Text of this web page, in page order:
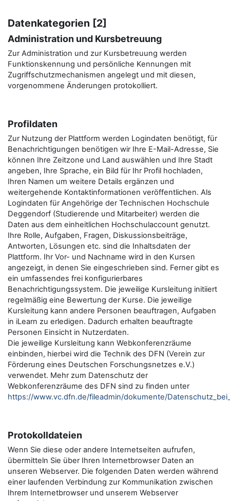
Datenkategorien [2]
Administration und Kursbetreuung
Zur Administration und zur Kursbetreuung werden
Funktionskennung und persönliche Kennungen mit
Zugriffschutzmechanismen angelegt und mit diesen,
vorgenommene Änderungen protokolliert.
Profildaten
Zur Nutzung der Plattform werden Logindaten benötigt, für
Benachrichtigungen benötigen wir Ihre E-Mail-Adresse, Sie
können Ihre Zeitzone und Land auswählen und Ihre Stadt
angeben, Ihre Sprache, ein Bild für Ihr Profil hochladen,
Ihren Namen um weitere Details ergänzen und
weitergehende Kontaktinformationen veröffentlichen. Als
Logindaten für Angehörige der Technischen Hochschule
Deggendorf (Studierende und Mitarbeiter) werden die
Daten aus dem einheitlichen Hochschulaccount genutzt.
Ihre Rolle, Aufgaben, Fragen, Diskussionsbeiträge,
Antworten, Lösungen etc. sind die Inhaltsdaten der
Plattform. Ihr Vor- und Nachname wird in den Kursen
angezeigt, in denen Sie eingeschrieben sind. Ferner gibt es
ein umfassendes frei konfigurierbares
Benachrichtigungssystem. Die jeweilige Kursleitung initiiert
regelmäßig eine Bewertung der Kurse. Die jeweilige
Kursleitung kann andere Personen beauftragen, Aufgaben
in iLearn zu erledigen. Dadurch erhalten beauftragte
Personen Einsicht in Nutzerdaten.
Die jeweilige Kursleitung kann Webkonferenzräume
einbinden, hierbei wird die Technik des DFN (Verein zur
Förderung eines Deutschen Forschungsnetzes e.V.)
verwendet. Mehr zum Datenschutz der
Webkonferenzräume des DFN sind zu finden unter
https://www.vc.dfn.de/fileadmin/dokumente/
Protokolldateien
Wenn Sie diese oder andere Internetseiten aufrufen,
übermitteln Sie über Ihren Internetbrowser Daten an
unseren Webserver. Die folgenden Daten werden während
einer laufenden Verbindung zur Kommunikation zwischen
Ihrem Internetbrowser und unserem Webserver